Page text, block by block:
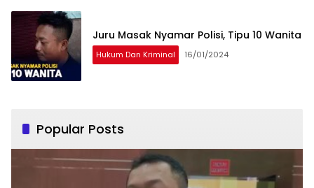
Juru Masak Nyamar Polisi, Tipu 10 Wanita
Hukum Dan Kriminal 16/01/2024
Popular Posts